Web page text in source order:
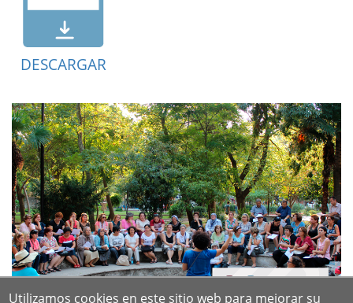
DESCARGAR
Utilizamos cookies en este sitio web para mejorar su